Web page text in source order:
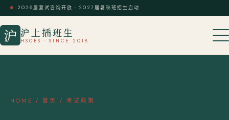
2026届复试咨询开放 · 2027届暑秋班招生启动
沪 沪上插班生
HSCBS · SINCE 2018
HOME / 首页 / 考试政策